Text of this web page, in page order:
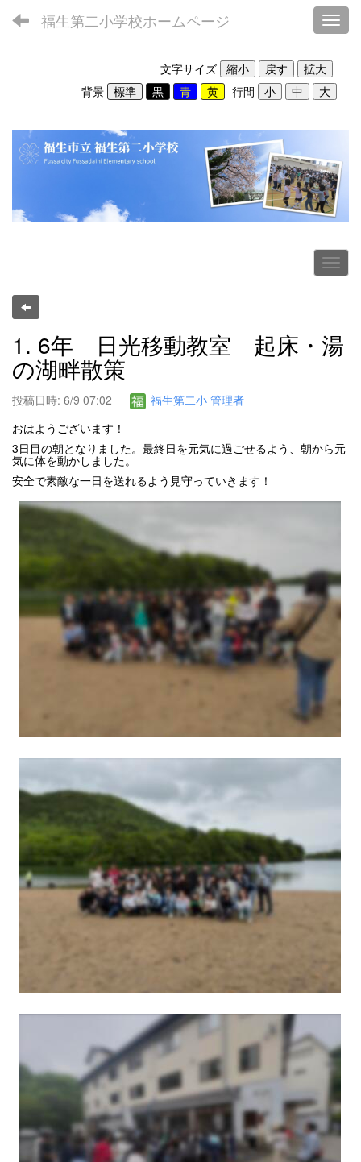
福生第二小学校ホームページ
文字サイズ
背景
行間
1. 6年 日光移動教室 起床・湯
の湖畔散策
投稿日時: 6/9 07:02
福生第二小 管理者
おはようございます！
3日目の朝となりました。最終日を元気に過ごせるよう、朝から元
気に体を動かしました。
安全で素敵な一日を送れるよう見守っていきます！